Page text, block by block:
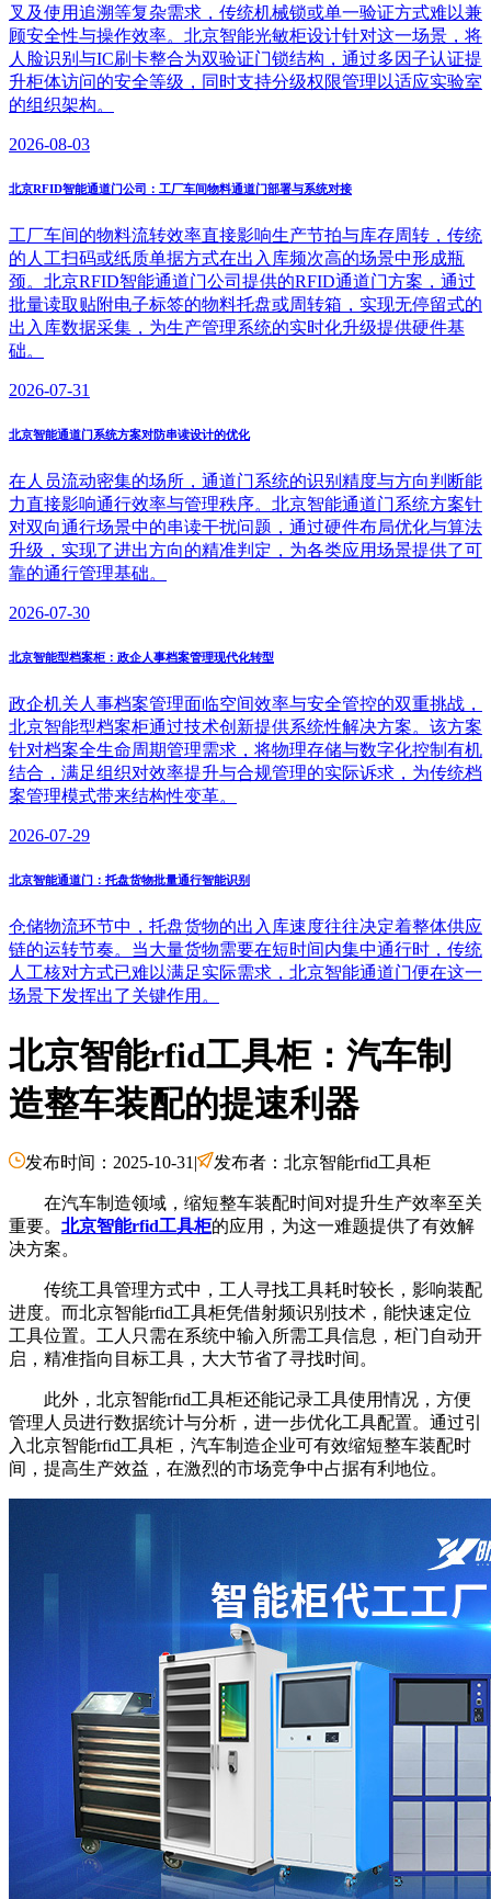
叉及使用追溯等复杂需求，传统机械锁或单一验证方式难以兼
顾安全性与操作效率。北京智能光敏柜设计针对这一场景，将
人脸识别与IC刷卡整合为双验证门锁结构，通过多因子认证提
升柜体访问的安全等级，同时支持分级权限管理以适应实验室
的组织架构。
2026-08-03
北京RFID智能通道门公司：工厂车间物料通道门部署与系统对接
工厂车间的物料流转效率直接影响生产节拍与库存周转，传统
的人工扫码或纸质单据方式在出入库频次高的场景中形成瓶
颈。北京RFID智能通道门公司提供的RFID通道门方案，通过
批量读取贴附电子标签的物料托盘或周转箱，实现无停留式的
出入库数据采集，为生产管理系统的实时化升级提供硬件基
础。
2026-07-31
北京智能通道门系统方案对防串读设计的优化
在人员流动密集的场所，通道门系统的识别精度与方向判断能
力直接影响通行效率与管理秩序。北京智能通道门系统方案针
对双向通行场景中的串读干扰问题，通过硬件布局优化与算法
升级，实现了进出方向的精准判定，为各类应用场景提供了可
靠的通行管理基础。
2026-07-30
北京智能型档案柜：政企人事档案管理现代化转型
政企机关人事档案管理面临空间效率与安全管控的双重挑战，
北京智能型档案柜通过技术创新提供系统性解决方案。该方案
针对档案全生命周期管理需求，将物理存储与数字化控制有机
结合，满足组织对效率提升与合规管理的实际诉求，为传统档
案管理模式带来结构性变革。
2026-07-29
北京智能通道门：托盘货物批量通行智能识别
仓储物流环节中，托盘货物的出入库速度往往决定着整体供应
链的运转节奏。当大量货物需要在短时间内集中通行时，传统
人工核对方式已难以满足实际需求，北京智能通道门便在这一
场景下发挥出了关键作用。
北京智能rfid工具柜：汽车制
造整车装配的提速利器
发布时间：2025-10-31 | 发布者：北京智能rfid工具柜
在汽车制造领域，缩短整车装配时间对提升生产效率至关
重要。 北京智能rfid工具柜的应用，为这一难题提供了有效解
决方案。
传统工具管理方式中，工人寻找工具耗时较长，影响装配
进度。而北京智能rfid工具柜凭借射频识别技术，能快速定位
工具位置。工人只需在系统中输入所需工具信息，柜门自动开
启，精准指向目标工具，大大节省了寻找时间。
此外，北京智能rfid工具柜还能记录工具使用情况，方便
管理人员进行数据统计与分析，进一步优化工具配置。通过引
入北京智能rfid工具柜，汽车制造企业可有效缩短整车装配时
间，提高生产效益，在激烈的市场竞争中占据有利地位。